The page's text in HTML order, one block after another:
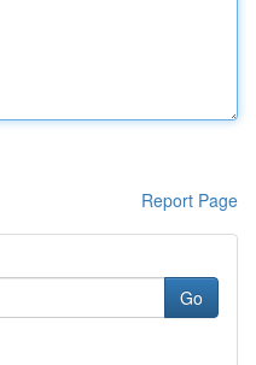
Report Page
Go